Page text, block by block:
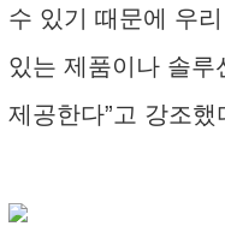
수 있기 때문에 우
있는 제품이나 솔루
제공한다”고 강조했